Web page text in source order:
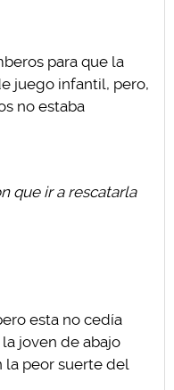
para que la
juego infantil, pero,
no estaba
que ir a rescatarla
esta no cedía
joven de abajo
la peor suerte del